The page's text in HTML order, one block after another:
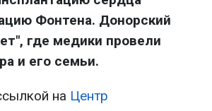
Фонтена. Донорский
где медики провели
и его семьи.
на Центр